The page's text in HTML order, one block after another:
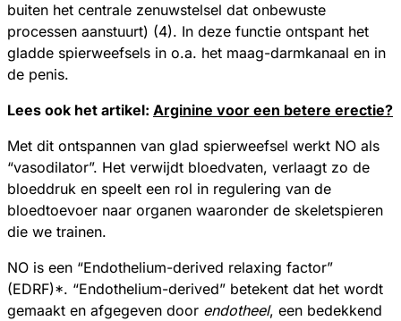
buiten het centrale zenuwstelsel dat onbewuste
processen aanstuurt) (4). In deze functie ontspant het
gladde spierweefsels in o.a. het maag-darmkanaal en in
de penis.
Lees ook het artikel: Arginine voor een betere erectie?
Met dit ontspannen van glad spierweefsel werkt NO als
“vasodilator”. Het verwijdt bloedvaten, verlaagt zo de
bloeddruk en speelt een rol in regulering van de
bloedtoevoer naar organen waaronder de skeletspieren
die we trainen.
NO is een “Endothelium-derived relaxing factor”
(EDRF)*. “Endothelium-derived” betekent dat het wordt
gemaakt en afgegeven door endotheel, een bedekkend